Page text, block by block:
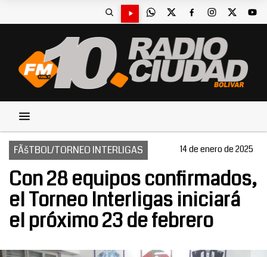
FÃšTBOL/TORNEO INTERLIGAS 14 de enero de 2025
Con 28 equipos confirmados,
el Torneo Interligas iniciará
el próximo 23 de febrero